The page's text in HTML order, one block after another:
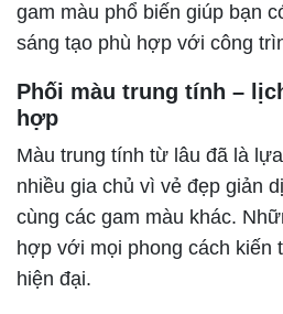
gam màu phổ biến giúp bạn
sáng tạo phù hợp với công
Phối màu trung tính –
hợp
Màu trung tính từ lâu đã là
nhiều gia chủ vì vẻ đẹp giản
cùng các gam màu khác.
hợp với mọi phong cách kiến
hiện đại.